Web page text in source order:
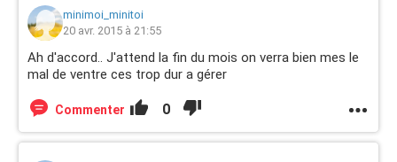
minimoi_minitoi
20 avr. 2015 à 21:55
Ah d'accord.. J'attend la fin du mois on verra bien mes le
mal de ventre ces trop dur a gérer
Commenter 0